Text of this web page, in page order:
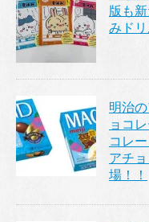
版も
みド
明治
ョコ
コレ
アチ
場！！